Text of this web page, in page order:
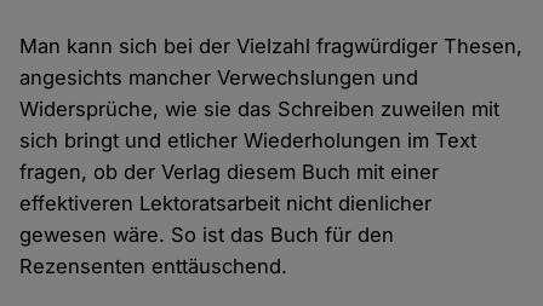
Man kann sich bei der Vielzahl fragwürdiger Thesen,
angesichts mancher Verwechslungen und
Widersprüche, wie sie das Schreiben zuweilen mit
sich bringt und etlicher Wiederholungen im Text
fragen, ob der Verlag diesem Buch mit einer
effektiveren Lektoratsarbeit nicht dienlicher
gewesen wäre. So ist das Buch für den
Rezensenten enttäuschend.